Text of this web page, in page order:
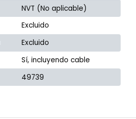
NVT (No aplicable)
Excluido
Excluido
Sí, incluyendo cable
49739